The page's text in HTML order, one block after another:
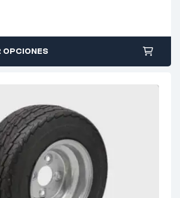
OPCIONES